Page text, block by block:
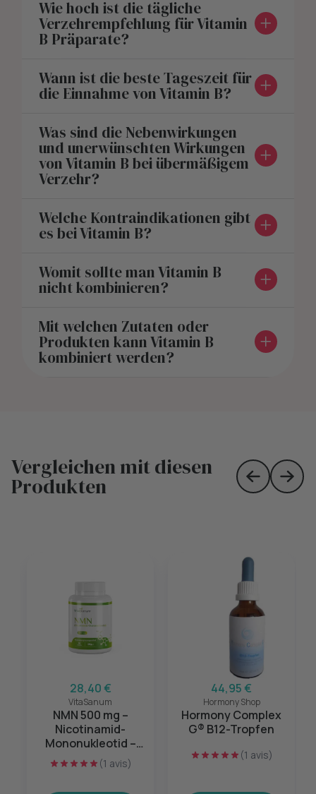
Wie hoch ist die tägliche
Verzehrempfehlung für Vitamin
B Präparate?
Wann ist die beste Tageszeit für
die Einnahme von Vitamin B?
Was sind die Nebenwirkungen
und unerwünschten Wirkungen
von Vitamin B bei übermäßigem
Verzehr?
Welche Kontraindikationen gibt
es bei Vitamin B?
Womit sollte man Vitamin B
nicht kombinieren?
Mit welchen Zutaten oder
Produkten kann Vitamin B
kombiniert werden?
Vergleichen mit diesen
Produkten Skip toSkip
28,40 €
VitaSanum
NMN 500 mg –
Nicotinamid-
Mononukleotid –
Zellenergie &
Vitalität – 90
(1 avis)
44,95 €
Hormony Shop
Hormony Complex
G® B12-Tropfen
(1 avis)